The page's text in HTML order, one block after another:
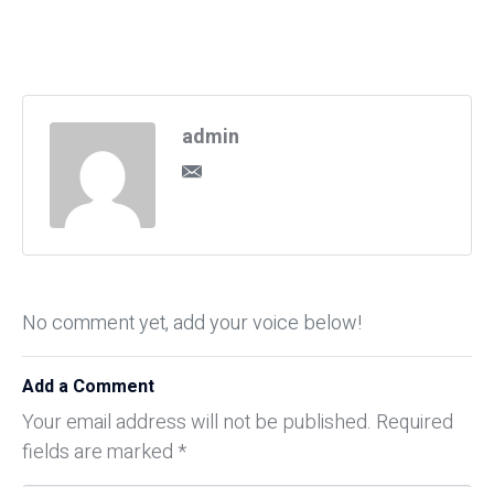
admin
No comment yet, add your voice below!
Add a Comment
Your email address will not be published. Required
fields are marked *